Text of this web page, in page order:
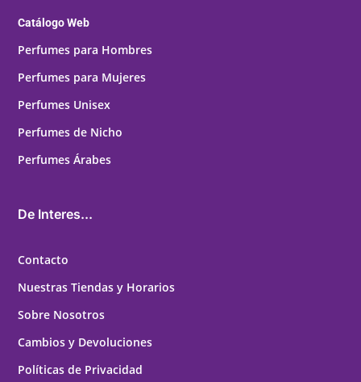
Catálogo Web
Perfumes para Hombres
Perfumes para Mujeres
Perfumes Unisex
Perfumes de Nicho
Perfumes Árabes
De Interes...
Contacto
Nuestras Tiendas y Horarios
Sobre Nosotros
Cambios y Devoluciones
Políticas de Privacidad